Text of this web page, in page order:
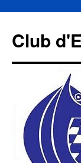
contenu
Club